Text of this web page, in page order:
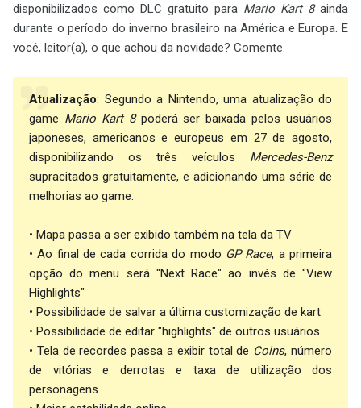
disponibilizados como DLC gratuito para Mario Kart 8ainda
durante o período do inverno brasileiro na América e Europa. E
você, leitor(a), o que achou da novidade? Comente.
Atualização: Segundo a Nintendo, uma atualização do
game Mario Kart 8poderá ser baixada pelos usuários
japoneses, americanos e europeus em 27 de agosto,
disponibilizando os três veículos Mercedes-Benz
supracitados gratuitamente, e adicionando uma série de
melhorias ao game:
• Mapa passa a ser exibido também na tela da TV
• Ao final de cada corrida do modo GP Race, a primeira
opção do menu será "Next Race" ao invés de "View
Highlights"
• Possibilidade de salvar a última customização de kart
• Possibilidade de editar "highlights" de outros usuários
• Tela de recordes passa a exibir total de Coins, número
de vitórias e derrotas e taxa de utilização dos
personagens